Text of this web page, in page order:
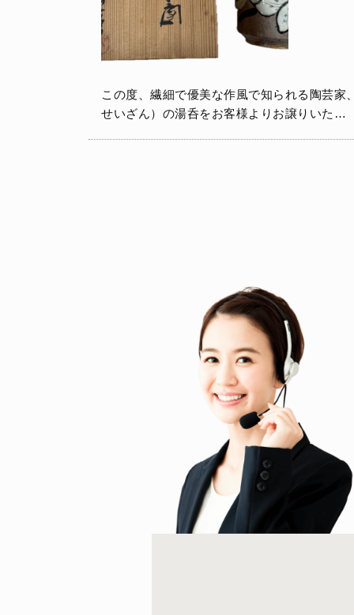
この度、繊細で優美な作風で知られる陶芸家
せいざん）の湯呑をお客様よりお譲りいた…